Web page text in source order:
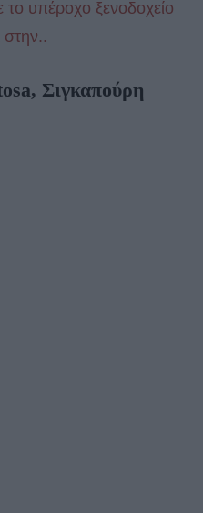
υπέροχο ξενοδοχείο
Σιγκαπούρη